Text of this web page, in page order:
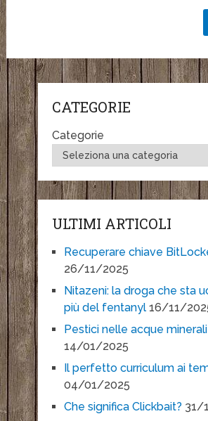
CATEGORIE
Categorie
ULTIMI ARTICOLI
Recuperare chiave
26/11/2025
Nitazeni: la droga che sta
più del fentanyl 16/11/
Pestici nelle acque minerali
14/01/2025
Il perfetto curriculum ai
04/01/2025
Che significa Clickbait? 31/